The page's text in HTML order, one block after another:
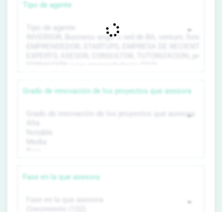
Tipo de agente
Grado de innovación de los proyectos que asesora
Fase en la que asesora